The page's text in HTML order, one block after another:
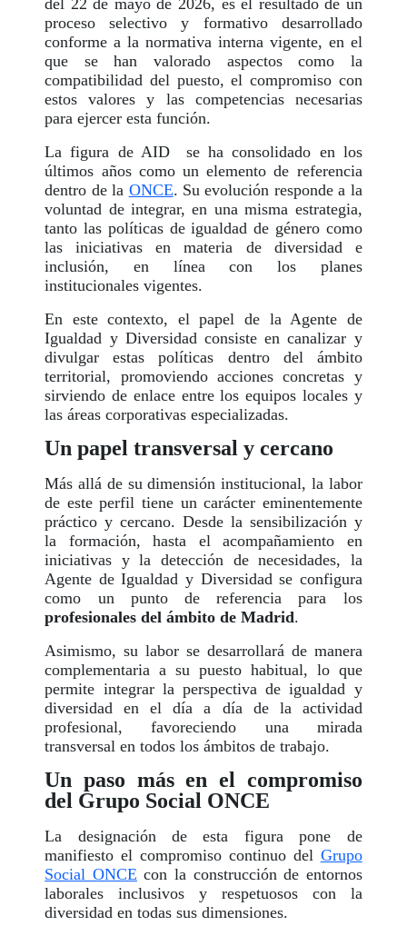
del 22 de mayo de 2026, es el resultado de un
proceso selectivo y formativo desarrollado
conforme a la normativa interna vigente, en el
que se han valorado aspectos como la
compatibilidad del puesto, el compromiso con
estos valores y las competencias necesarias
para ejercer esta función.
La figura de AID se ha consolidado en los
últimos años como un elemento de referencia
dentro de la ONCE. Su evolución responde a la
voluntad de integrar, en una misma estrategia,
tanto las políticas de igualdad de género como
las iniciativas en materia de diversidad e
inclusión, en línea con los planes
institucionales vigentes.
En este contexto, el papel de la Agente de
Igualdad y Diversidad consiste en canalizar y
divulgar estas políticas dentro del ámbito
territorial, promoviendo acciones concretas y
sirviendo de enlace entre los equipos locales y
las áreas corporativas especializadas.
Un papel transversal y cercano
Más allá de su dimensión institucional, la labor
de este perfil tiene un carácter eminentemente
práctico y cercano. Desde la sensibilización y
la formación, hasta el acompañamiento en
iniciativas y la detección de necesidades, la
Agente de Igualdad y Diversidad se configura
como un punto de referencia para los
profesionales del ámbito de Madrid.
Asimismo, su labor se desarrollará de manera
complementaria a su puesto habitual, lo que
permite integrar la perspectiva de igualdad y
diversidad en el día a día de la actividad
profesional, favoreciendo una mirada
transversal en todos los ámbitos de trabajo.
Un paso más en el compromiso
del Grupo Social ONCE
La designación de esta figura pone de
manifiesto el compromiso continuo del Grupo
Social ONCE con la construcción de entornos
laborales inclusivos y respetuosos con la
diversidad en todas sus dimensiones.